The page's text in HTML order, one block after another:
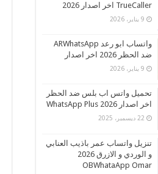
TrueCaller اخر اصدار 2026
9 يناير، 2026
واتساب ابو رعد ARWhatsApp
ضد الحظر 2026 اخر اصدار
9 يناير، 2026
تحميل واتس اب بلس ضد الحظر
اخر اصدار 2026 WhatsApp Plus
22 ديسمبر، 2025
تنزيل واتساب عمر باذيب العنابي
و الوردي و الازرق 2026
OBWhataApp Omar